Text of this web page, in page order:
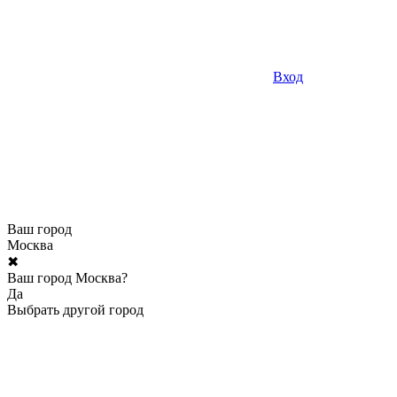
Вход
Ваш город
Москва
✖
Ваш город Москва?
Да
Выбрать другой город